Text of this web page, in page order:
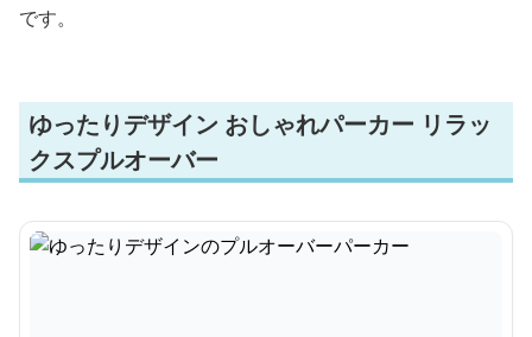
です。
ゆったりデザイン おしゃれパーカー リラッ
クスプルオーバー